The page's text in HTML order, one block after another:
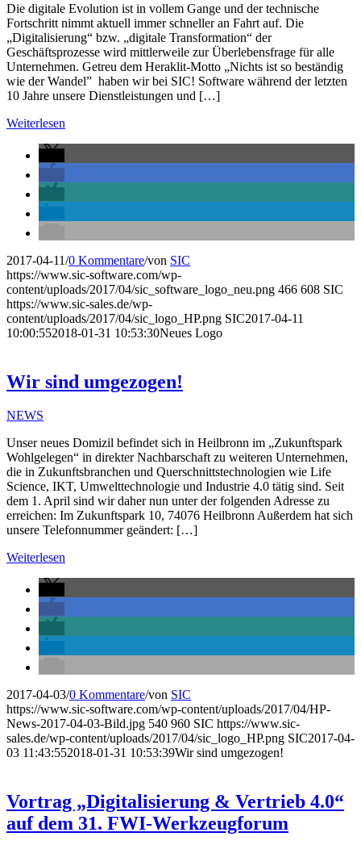
Die digitale Evolution ist in vollem Gange und der technische
Fortschritt nimmt aktuell immer schneller an Fahrt auf. Die
„Digitalisierung“ bzw. „digitale Transformation“ der
Geschäftsprozesse wird mittlerweile zur Überlebensfrage für alle
Unternehmen. Getreu dem Heraklit-Motto „Nichts ist so beständig
wie der Wandel” haben wir bei SIC! Software während der letzten
10 Jahre unsere Dienstleistungen und […]
Weiterlesen
2017-04-11/0 Kommentare/von SIC
https://www.sic-software.com/wp-
content/uploads/2017/04/sic_software_logo_neu.png 466 608 SIC
https://www.sic-sales.de/wp-
content/uploads/2017/04/sic_logo_HP.png SIC2017-04-11
10:00:552018-01-31 10:53:30Neues Logo
Wir sind umgezogen!
NEWS
Unser neues Domizil befindet sich in Heilbronn im „Zukunftspark
Wohlgelegen“ in direkter Nachbarschaft zu weiteren Unternehmen,
die in Zukunftsbranchen und Querschnittstechnologien wie Life
Science, IKT, Umwelttechnologie und Industrie 4.0 tätig sind. Seit
dem 1. April sind wir daher nun unter der folgenden Adresse zu
erreichen: Im Zukunftspark 10, 74076 Heilbronn Außerdem hat sich
unsere Telefonnummer geändert: […]
Weiterlesen
2017-04-03/0 Kommentare/von SIC
https://www.sic-software.com/wp-content/uploads/2017/04/HP-
News-2017-04-03-Bild.jpg 540 960 SIC https://www.sic-
sales.de/wp-content/uploads/2017/04/sic_logo_HP.png SIC2017-04-
03 11:43:552018-01-31 10:53:39Wir sind umgezogen!
Vortrag „Digitalisierung & Vertrieb 4.0“
auf dem 31. FWI-Werkzeugforum